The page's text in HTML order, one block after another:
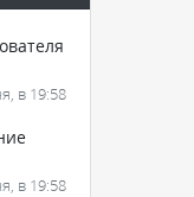
в 19:58
в 19:58